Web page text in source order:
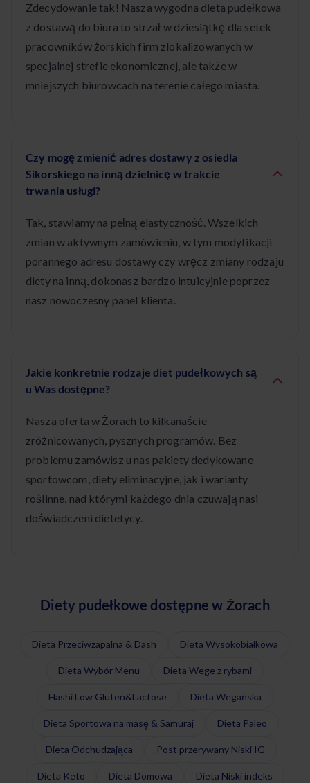
Zdecydowanie tak! Nasza wygodna dieta pudełkowa
z dostawą do biura to strzał w dziesiątkę dla setek
pracowników żorskich firm zlokalizowanych w
specjalnej strefie ekonomicznej, ale także w
mniejszych biurowcach na terenie całego miasta.
Czy mogę zmienić adres dostawy z osiedla
Sikorskiego na inną dzielnicę w trakcie
trwania usługi?
Tak, stawiamy na pełną elastyczność. Wszelkich
zmian w aktywnym zamówieniu, w tym modyfikacji
porannego adresu dostawy czy wręcz zmiany rodzaju
diety na inną, dokonasz bardzo intuicyjnie poprzez
nasz nowoczesny panel klienta.
Jakie konkretnie rodzaje diet pudełkowych są
u Was dostępne?
Nasza oferta w Żorach to kilkanaście
zróżnicowanych, pysznych programów. Bez
problemu zamówisz u nas pakiety dedykowane
sportowcom, diety eliminacyjne, jak i warianty
roślinne, nad którymi każdego dnia czuwają nasi
doświadczeni dietetycy.
Diety pudełkowe dostępne w Żorach
Dieta Przeciwzapalna & Dash Dieta Wysokobiałkowa
Dieta Wybór Menu Dieta Wege z rybami
Hashi Low Gluten&Lactose Dieta Wegańska
Dieta Sportowa na masę & Samuraj Dieta Paleo
Dieta Odchudzająca Post przerywany Niski IG
Dieta Keto Dieta Domowa Dieta Niski indeks